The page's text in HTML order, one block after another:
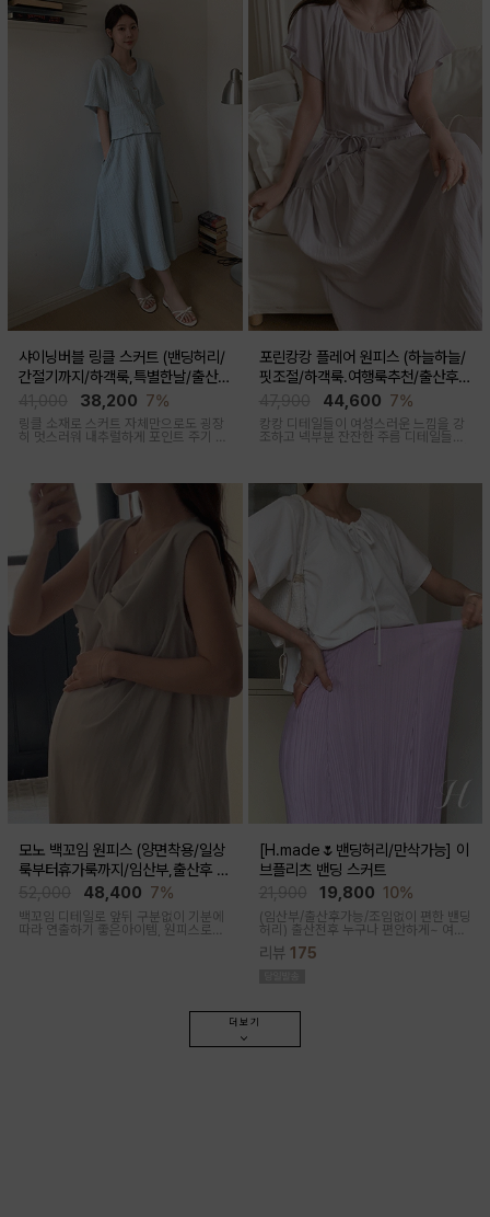
샤이닝버블 링클 스커트 (밴딩허리/
간절기까지/하객룩,특별한날/출산후
38,200 7%
링클 소재로 스커트 자체만으로도 굉장
히 멋스러워 내추럴하게 포인트 주기 좋
포린캉캉 플레어 원피스 (하늘하늘/
핏조절/하객룩.여행룩추천/출산후
44,600 7%
캉캉 디테일들이 여성스러운 느낌을 강
조하고 넥부분 잔잔한 주름 디테일들로
모노 백꼬임 원피스 (양면착용/일상
룩부터휴가룩까지/임산부,출산후 가
48,400 7%
백꼬임 디테일로 앞뒤 구분없이 기분에
따라 연출하기 좋은아이템, 원피스로도,
[H.made🌷밴딩허리/만삭가능] 이
브플리츠 밴딩 스커트
19,800 10%
(임산부/출산후가능/조임없이 편한 밴딩
허리) 출산전후 누구나 편안하게~ 여성
운 플리츠 스커트
리뷰 175
더보기